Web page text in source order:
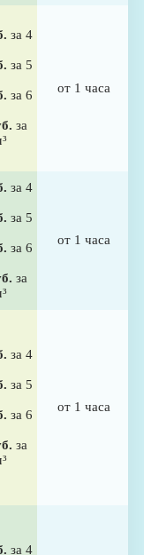
за 4
за 5
за 6
за
от 1 часа
за 4
за 5
за 6
за
от 1 часа
за 4
за 5
за 6
за
от 1 часа
за 4